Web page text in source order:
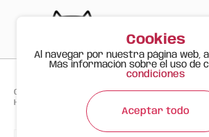
Gato Feliz Productos > >
HAPPY MEOW ARENA TOFU AGLOMERANTE PARA
Cookies
Al navegar por nuestra página web,
Más información sobre el uso de
condiciones
Aceptar todo